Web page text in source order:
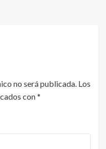
no será publicada. Los
con*